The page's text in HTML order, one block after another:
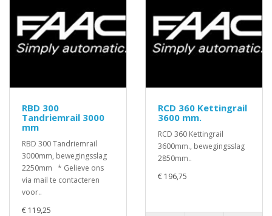
RBD 300
Tandriemrail 3000
mm
RBD 300 Tandriemrail
3000mm, bewegingsslag
2250mm * Gelieve ons
via mail te contacteren
voor..
€ 119,25
RCD 360 Kettingrail
3600 mm.
RCD 360 Kettingrail
3600mm., bewegingsslag
2850mm..
€ 196,75